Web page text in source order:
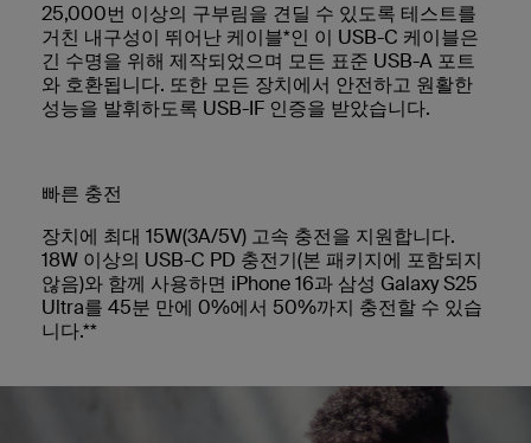
25,000번 이상의 구부림을 견딜 수 있도록 테스트를
거친 내구성이 뛰어난 케이블*인 이 USB-C 케이블은
긴 수명을 위해 제작되었으며 모든 표준 USB-A 포트
와 호환됩니다. 또한 모든 장치에서 안전하고 원활한
성능을 발휘하도록 USB-IF 인증을 받았습니다.
빠른 충전
장치에 최대 15W(3A/5V) 고속 충전을 지원합니다.
18W 이상의 USB-C PD 충전기(본 패키지에 포함되지
않음)와 함께 사용하면 iPhone 16과 삼성 Galaxy S25
Ultra를 45분 만에 0%에서 50%까지 충전할 수 있습
니다.**